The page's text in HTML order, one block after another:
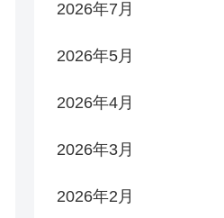
2026年7月
2026年5月
2026年4月
2026年3月
2026年2月